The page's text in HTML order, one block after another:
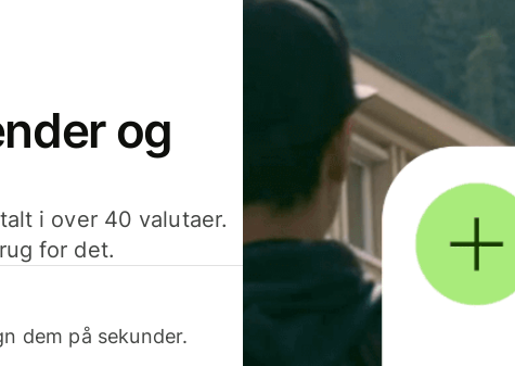
og
i over 40 valutaer.
for det.
dem på sekunder.